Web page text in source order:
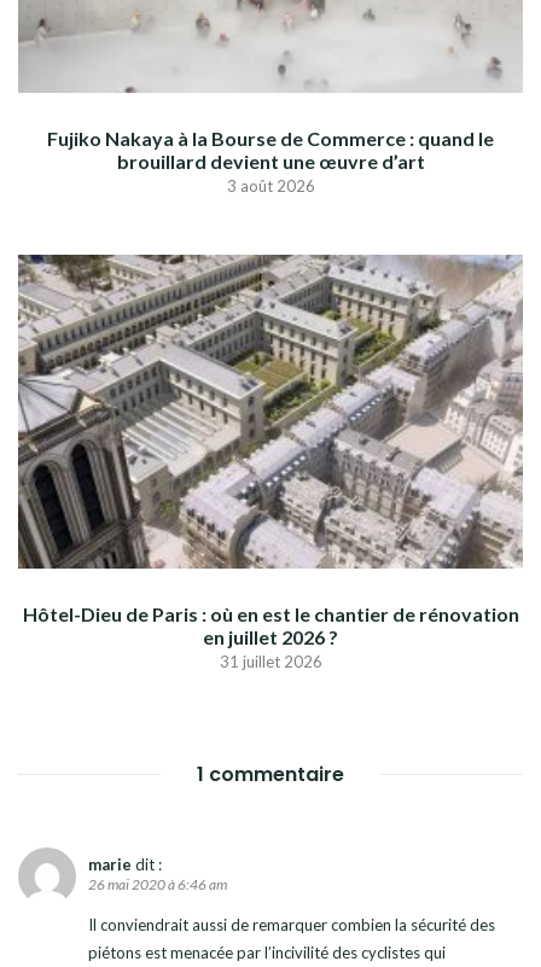
Fujiko Nakaya à la Bourse de Commerce : quand le
brouillard devient une œuvre d’art
3 août 2026
Hôtel-Dieu de Paris : où en est le chantier de rénovation
en juillet 2026 ?
31 juillet 2026
1 commentaire
marie dit :
26 mai 2020 à 6:46 am
Il conviendrait aussi de remarquer combien la sécurité des
piétons est menacée par l’incivilité des cyclistes qui